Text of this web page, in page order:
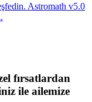
Astromath v5.0
fırsatlardan
ile ailemize